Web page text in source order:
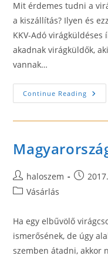
Mit érdemes tudni a
a kiszállítás? Ilyen és
KKV-Adó
akadnak virágküldők,
vannak…
Continue Reading
Post
author:
haloszem
Post
PostVásárlás
Ha egy elbűvölő
ismerősének, de úgy
szemben átadni, akkor